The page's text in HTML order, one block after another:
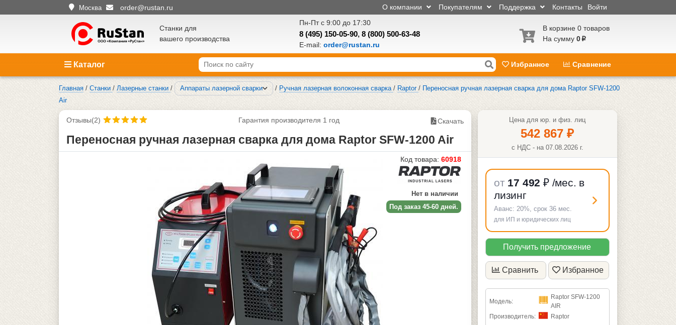
Москва order@rustan.ru Войти
Контакты
Поддержка
Покупателям
О компании
Станки для
вашего производства
Пн-Пт с 9:00 до 17:30
8 (495) 150-05-90, 8 (800) 500-63-48
E-mail: order@rustan.ru
В корзине 0 товаров
На сумму 0 p
Каталог Избранное Сравнение
Главная / Станки / Лазерные станки / Аппараты лазерной сварки / Ручная лазерная волоконная сварка / Raptor / Переносная ручная лазерная сварка для дома Raptor SFW-1200
Air
Отзывы(2) Гарантия производителя 1 год Скачать
Переносная ручная лазерная сварка для дома Raptor SFW-1200 Air
Код товара: 60918
Нет в наличии
Под заказ 45-60 дней.
Цена для юр. и физ. лиц
542 867₽
с НДС - на 07.08.2026 г.
от 17 492 ₽ /мес. в
лизинг
Аванс: 20%, срок 36 мес.
для ИП и юридических лиц
Получить предложение
Сравнить Избранное
Модель:
Raptor SFW-1200
AIR
Производитель:
Raptor